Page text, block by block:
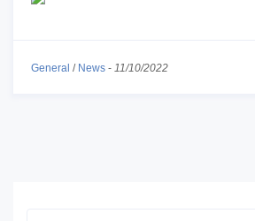
General / News - 11/10/2022